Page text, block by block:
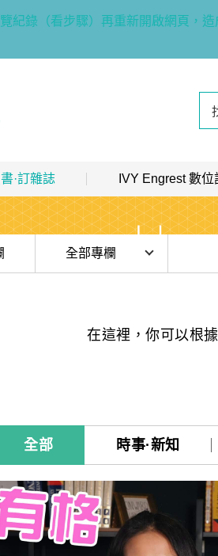
紀錄（看步驟）再重新開啟網頁，造
·訂雜誌
｜最多人買
hot
｜企業 / 補習班 hot
數位訂閱 / 線上課程 hot
學習
英語（英檢初級→中級）
（閱讀素養．會考題庫）
大四技大專系列
院校系列
Bridge多益普級
雅思
全民英檢
全民英檢
．月曆．行事曆
啟蒙～國小
IVY Engrest 數位
數位訂閱制介紹
數位訂閱制-新手攻略
訂閱方案
高效學習計畫表
更多 Premium 解鎖文
每日 Quiz 複習區
單字收藏 / 小考複習
目前位於:
全部專欄
GEPT 全民英檢，聽/說/讀/寫一次
寫作·題型攻略
職場·商務應用
[閱讀] 高階、進階閱讀
在這裡，你可以根
全部 時事·新知